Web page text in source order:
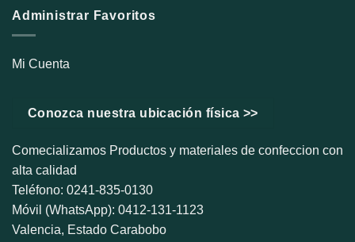
Administrar Favoritos
Mi Cuenta
Conozca nuestra ubicación física >>
Comecializamos Productos y materiales de confeccion con
alta calidad
Teléfono: 0241-835-0130
Móvil (WhatsApp): 0412-131-1123
Valencia, Estado Carabobo